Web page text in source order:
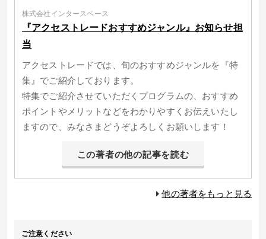
株式会社インタースペース
『アクセストレードおすすめジャンル』お知らせ担
当
アクセストレードでは、旬のおすすめジャンルを『特
集』でご紹介しております。
特集でご紹介させていただくプログラムの、おすすめ
ポイントやメリットなどをわかりやすくお伝えいたし
ますので、みなさまどうぞよろしくお願いします！
この著者の他の記事を読む
他の著者をもっと見る
ご注意ください